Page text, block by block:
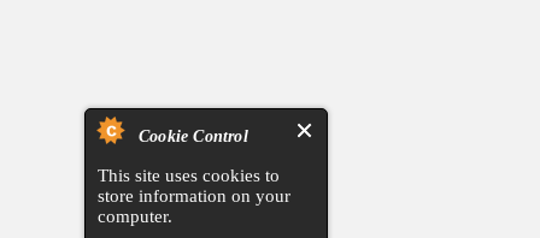
Cookie Control
This site uses cookies to
store information on your
computer.